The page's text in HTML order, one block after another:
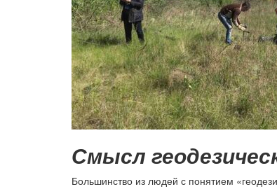
Смысл
Большинство из людей с понятием